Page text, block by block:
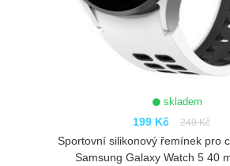
skladem
199 Kč 249 Kč
Sportovní silikonový řemínek pro
Samsung Galaxy Watch 5 40